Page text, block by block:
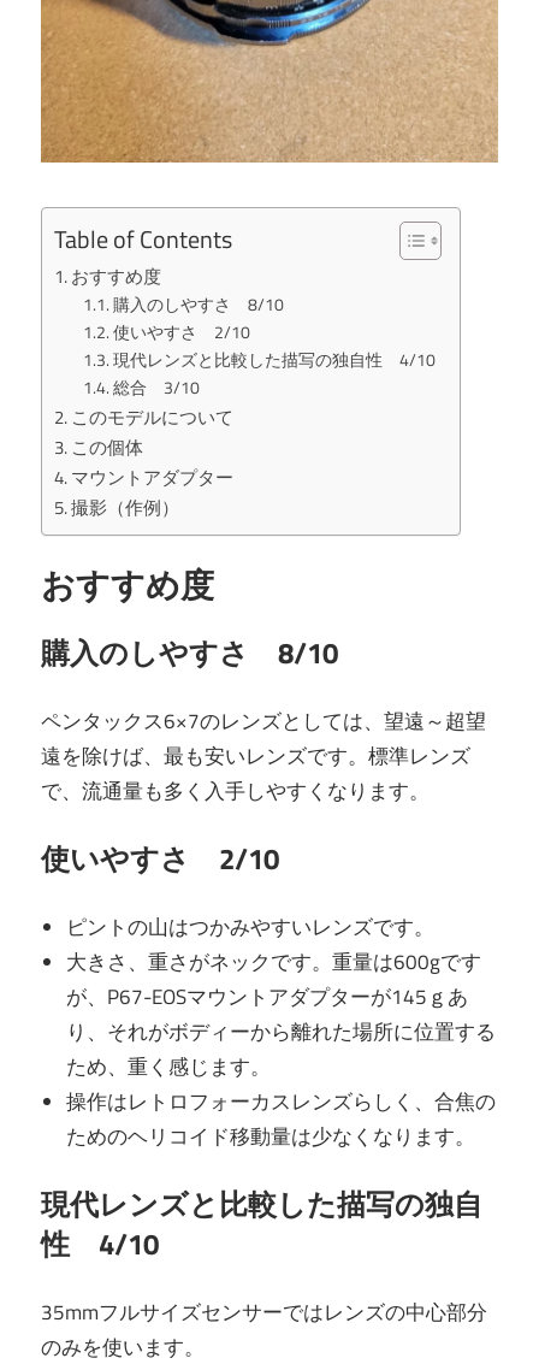
Table of Contents
おすすめ度
購入のしやすさ 8/10
使いやすさ 2/10
現代レンズと比較した描写の独自性 4/10
総合 3/10
このモデルについて
この個体
マウントアダプター
撮影（作例）
おすすめ度
購入のしやすさ 8/10
ペンタックス6×7のレンズとしては、望遠～超望
遠を除けば、最も安いレンズです。標準レンズ
で、流通量も多く入手しやすくなります。
使いやすさ 2/10
ピントの山はつかみやすいレンズです。
大きさ、重さがネックです。重量は600gです
が、P67-EOSマウントアダプターが145ｇあ
り、それがボディーから離れた場所に位置する
ため、重く感じます。
操作はレトロフォーカスレンズらしく、合焦の
ためのヘリコイド移動量は少なくなります。
現代レンズと比較した描写の独自
性 4/10
35mmフルサイズセンサーではレンズの中心部分
のみを使います。